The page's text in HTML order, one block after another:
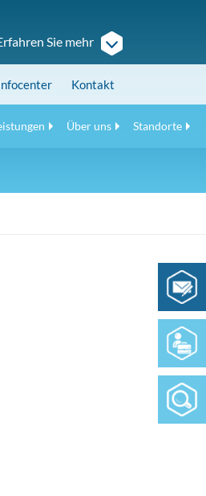
Sie mehr
Über uns Standorte
Kontakt